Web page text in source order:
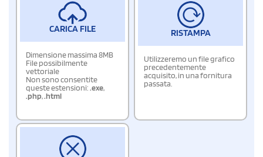
CARICA FILE
Dimensione massima 8MB
File possibilmente
vettoriale
Non sono consentite
queste estensioni:.exe,
.php,.html
RISTAMPA
Utilizzeremo un file grafico
precedentemente
acquisito, in una fornitura
passata.